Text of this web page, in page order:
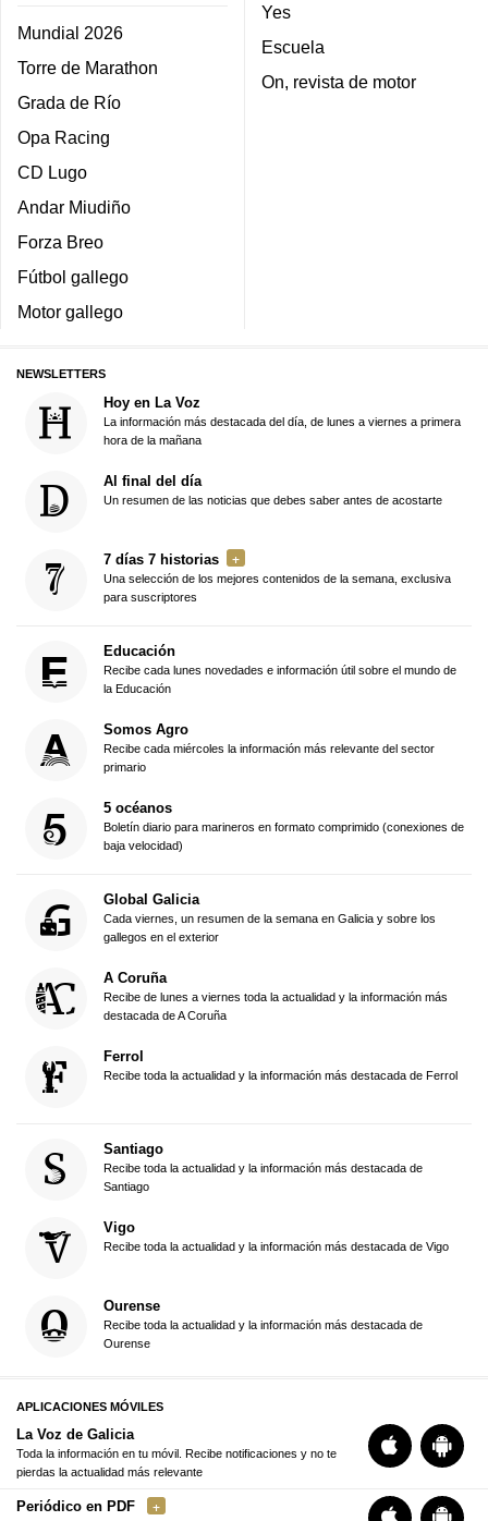
Mundial 2026
Torre de Marathon
Grada de Río
Opa Racing
CD Lugo
Andar Miudiño
Forza Breo
Fútbol gallego
Motor gallego
Yes
Escuela
On, revista de motor
NEWSLETTERS
Hoy en La Voz
La información más destacada del día, de lunes a viernes a primera
hora de la mañana
Al final del día
Un resumen de las noticias que debes saber antes de acostarte
7 días 7 historias
Una selección de los mejores contenidos de la semana, exclusiva
para suscriptores
Educación
Recibe cada lunes novedades e información útil sobre el mundo de
la Educación
Somos Agro
Recibe cada miércoles la información más relevante del sector
primario
5 océanos
Boletín diario para marineros en formato comprimido (conexiones de
baja velocidad)
Global Galicia
Cada viernes, un resumen de la semana en Galicia y sobre los
gallegos en el exterior
A Coruña
Recibe de lunes a viernes toda la actualidad y la información más
destacada de A Coruña
Ferrol
Recibe toda la actualidad y la información más destacada de Ferrol
Santiago
Recibe toda la actualidad y la información más destacada de
Santiago
Vigo
Recibe toda la actualidad y la información más destacada de Vigo
Ourense
Recibe toda la actualidad y la información más destacada de
Ourense
APLICACIONES MÓVILES
La Voz de Galicia
Toda la información en tu móvil. Recibe notificaciones y no te
pierdas la actualidad más relevante
Periódico en PDF